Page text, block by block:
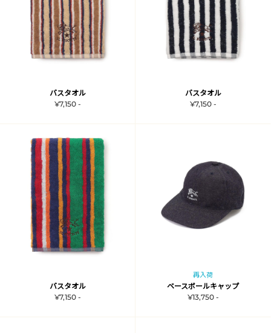
バスタオル
¥7,150 -
バスタオル
¥7,150 -
バスタオル
¥7,150 -
再入荷
ベースボールキャップ
¥13,750 -